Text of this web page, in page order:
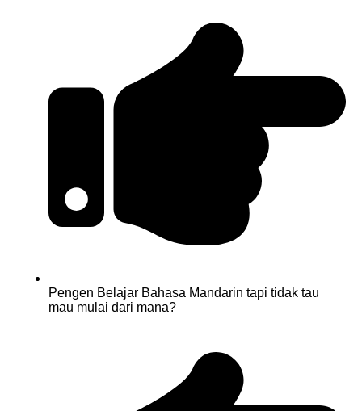
Pengen Belajar Bahasa Mandarin tapi tidak tau
mau mulai dari mana?